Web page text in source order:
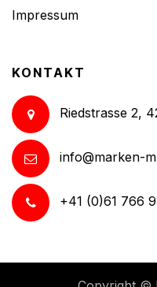
Impressum
KONTAKT
Riedstrasse 2,
info@marken-
+41 (0)61 766